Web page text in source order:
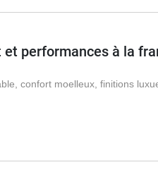
et performances à la
confort moelleux, finitions